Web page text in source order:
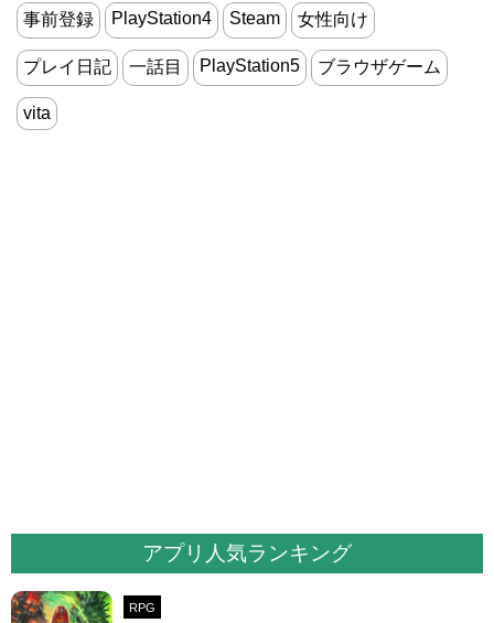
事前登録 PlayStation4 Steam 女性向け
プレイ日記 一話目 PlayStation5 ブラウザゲーム
vita
アプリ人気ランキング
RPG